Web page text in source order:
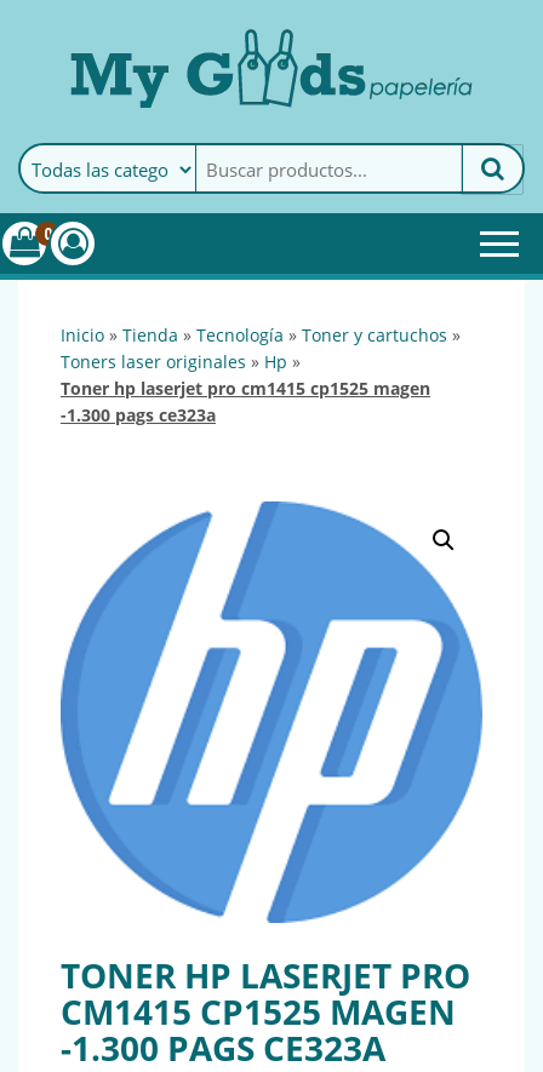
MyGoods · PapeleríaMy Goods es tu papelería
online de confianza. Podrás
encontrar todo lo necesario
0
inicio » tienda » tecnología » toner y cartuchos »
toners laser originales » hp »
toner hp laserjet pro cm1415 cp1525 magen
-1.300 pags ce323a
TONER HP LASERJET PRO
CM1415 CP1525 MAGEN
-1.300 PAGS CE323A